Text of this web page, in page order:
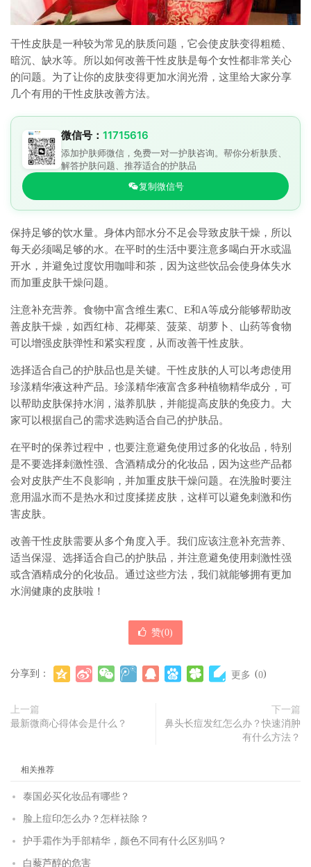
干性皮肤是一种较为常见的肤质问题，它会使皮肤变得粗糙、
暗沉、缺水等。所以如何改善干性皮肤是每个女性都非常关心
的问题。为了让你的皮肤变得更加水润光滑，这里给大家分享
几个有用的干性皮肤改善方法。
微信号： 11715616
添加护肤师微信，免费一对一护肤咨询。帮你分析肤质、
解答护肤问题、推荐适合的护肤品
复制微信号
保持足够的饮水量。身体内部水分不足会导致皮肤干燥，所以
每天必须喝足够的水。在平时的生活中要注意多喝白开水或温
开水，并避免过度饮用咖啡和茶，因为这些饮品会使身体失水
而加重皮肤干燥问题。
注意补充营养。食物中富含维生素C、E和A等成分能够帮助改
善皮肤干燥，如西红柿、花椰菜、菠菜、胡萝卜、山药等食物
可以增强皮肤弹性和紧实程度，从而改善干性皮肤。
选择适合自己的护肤品也是关键。干性皮肤的人可以考虑使用
珍漾精华液这种产品。珍漾精华液富含多种植物精华成分，可
以帮助皮肤保持水润，滋养肌肤，并能提高皮肤的免疫力。大
家可以根据自己的需求选购适合自己的护肤品。
在平时的保养过程中，也要注意避免使用过多的化妆品，特别
是不要选择刺激性强、含酒精成分的化妆品，因为这些产品都
会对皮肤产生不良影响，并加重皮肤干燥问题。在洗脸时要注
意用温水而不是热水和过度揉搓皮肤，这样可以避免刺激和伤
害皮肤。
改善干性皮肤需要从多个角度入手。我们应该注意补充营养、
适当保湿、选择适合自己的护肤品，并注意避免使用刺激性强
或含酒精成分的化妆品。通过这些方法，我们就能够拥有更加
水润健康的皮肤啦！
赞(0)
分享到： 更多 (0)
上一篇
最新微商心得体会是什么？
下一篇
鼻头长痘发红怎么办？快速消肿
有什么方法？
相关推荐
泰国必买化妆品有哪些？
脸上痘印怎么办？怎样祛除？
护手霜作为手部精华，颜色不同有什么区别吗？
白藜芦醇的危害